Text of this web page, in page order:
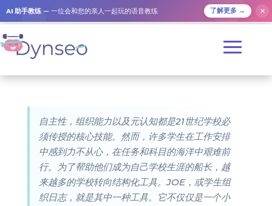
AI 助手教练 — 一位会和您的亲人一起玩的语音教练 了解更多 → ✕
自主性，组织能力以及元认知都是21世纪学校必
须传授的核心技能。然而，许多学生在工作安排
中感到力不从心，在任务和科目的海洋中艰难前
行。为了帮助他们成为自己学校生涯的船长，越
来越多的学校转向结构化工具。JOE，或学生组
织日志，就是其中一种工具。它不仅仅是一个小